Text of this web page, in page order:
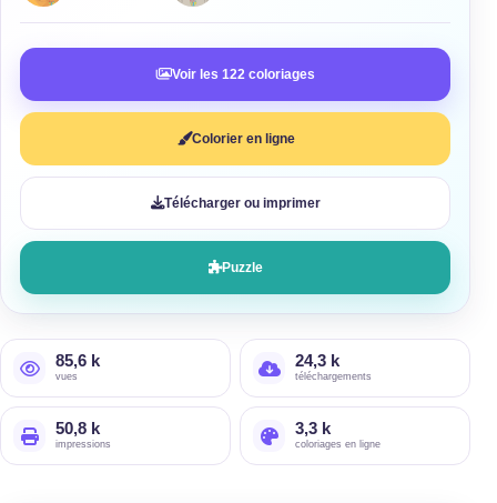
Voir les 122 coloriages
Colorier en ligne
Télécharger ou imprimer
Puzzle
85,6 k
vues
24,3 k
téléchargements
50,8 k
impressions
3,3 k
coloriages en ligne